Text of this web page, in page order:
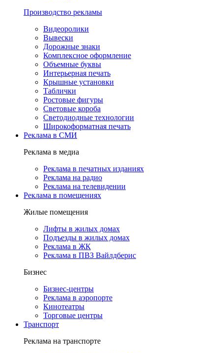
Производство рекламы
Видеоролики
Вывески
Дорожные знаки
Комплексное оформление
Объемные буквы
Интерьерная печать
Крышные установки
Таблички
Ростовые фигуры
Световые короба
Светодиодные технологии
Широкоформатная печать
Реклама в СМИ
Реклама в медиа
Реклама в печатных изданиях
Реклама на радио
Реклама на телевидении
Реклама в помещениях
Жилые помещения
Лифты в жилых домах
Подъезды в жилых домах
Реклама в ЖК
Реклама в ПВЗ Вайлдберис
Бизнес
Бизнес-центры
Реклама в аэропорте
Кинотеатры
Торговые центры
Транспорт
Реклама на транспорте